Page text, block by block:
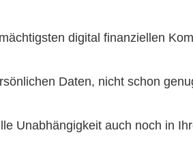
digital finanziellen
Daten, nicht schon
Unabhängigkeit auch noch in